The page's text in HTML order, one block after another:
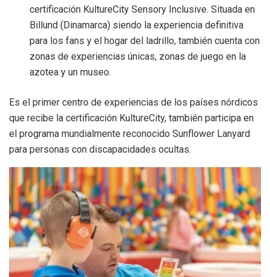
certificación KultureCity Sensory Inclusive. Situada en
Billund (Dinamarca) siendo la experiencia definitiva
para los fans y el hogar del ladrillo, también cuenta con
zonas de experiencias únicas, zonas de juego en la
azotea y un museo.
Es el primer centro de experiencias de los países nórdicos
que recibe la certificación KultureCity, también participa en
el programa mundialmente reconocido Sunflower Lanyard
para personas con discapacidades ocultas.